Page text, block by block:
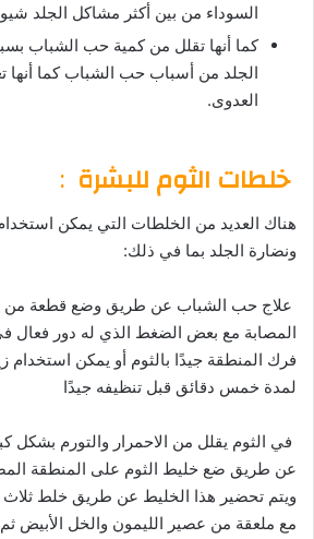
السوداء من بين أكثر مشاكل الجلد
كما أنها تقلل من كمية حب الشباب
الجلد من أسباب حب الشباب كما أنها
العدوى.
خلطات الثوم للبشرة :
هناك العديد من الخلطات التي يمكن
ونضارة الجلد بما في ذلك:
علاج حب الشباب عن طريق وضع قطعة من
المصابة مع بعض الضغط الذي له دور فعال
فرك المنطقة جيدًا بالثوم أو يمكن استخدام
لمدة خمس دقائق قبل تنظيفه جيدًا
في الثوم يقلل من الاحمرار والتورم بشكل
ويتم تحضير هذا الخليط عن طريق خلط
مع ملعقة من عصير الليمون والخل الأبيض